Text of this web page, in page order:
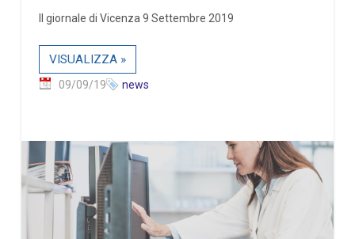
Il giornale di Vicenza 9 Settembre 2019
VISUALIZZA »
09/09/19 news